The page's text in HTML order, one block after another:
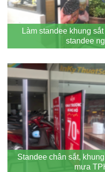
Làm standee khung
standee
Standee chân sắt,
mưa